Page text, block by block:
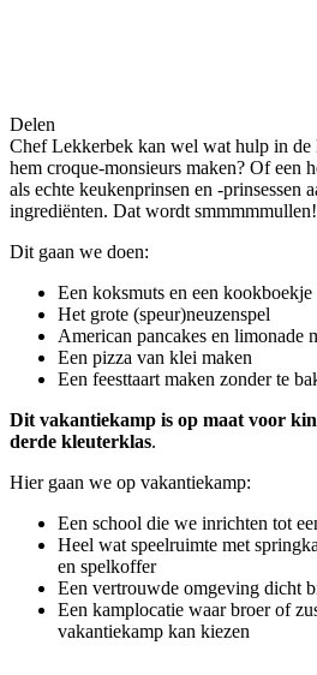
Delen
Chef Lekkerbek kan wel wat hulp in
hem croque-monsieurs maken? Of een
als echte keukenprinsen en -prinsessen
ingrediënten. Dat wordt smmmmmullen!
Dit gaan we doen:
Een koksmuts en een kookboekje
Het grote (speur)neuzenspel
American pancakes en limonade
Een pizza van klei maken
Een feesttaart maken zonder te
Dit vakantiekamp is op maat voor
derde kleuterklas.
Hier gaan we op vakantiekamp:
Een school die we inrichten tot
Heel wat speelruimte met
en spelkoffer
Een vertrouwde omgeving dicht
Een kamplocatie waar broer of
vakantiekamp kan kiezen